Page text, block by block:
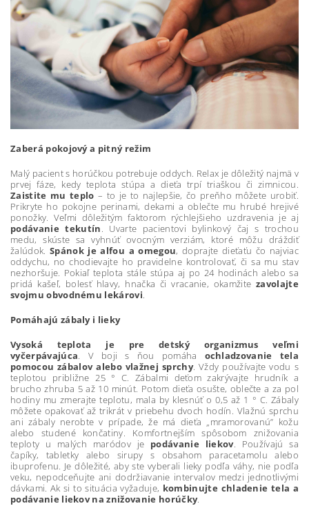
Zaberá pokojový a pitný režim
Malý pacient s horúčkou potrebuje oddych. Relax je dôležitý najmä v
prvej fáze, kedy teplota stúpa a dieťa trpí triaškou či zimnicou.
Zaistite mu teplo – to je to najlepšie, čo preňho môžete urobiť.
Prikryte ho pokojne perinami, dekami a oblečte mu hrubé hrejivé
ponožky. Veľmi dôležitým faktorom rýchlejšieho uzdravenia je aj
podávanie tekutín. Uvarte pacientovi bylinkový čaj s trochou
medu, skúste sa vyhnúť ovocným verziám, ktoré môžu dráždiť
žalúdok.Spánok je alfou a omegou, doprajte dieťaťu čo najviac
oddychu, no chodievajte ho pravidelne kontrolovať, či sa mu stav
nezhoršuje. Pokiaľ teplota stále stúpa aj po 24 hodinách alebo sa
pridá kašeľ, bolesť hlavy, hnačka či vracanie, okamžite zavolajte
svojmu obvodnému lekárovi.
Pomáhajú zábaly i lieky
Vysoká teplota je pre detský organizmus veľmi
vyčerpávajúca. V boji s ňou pomáha ochladzovanie tela
pomocou zábalov alebo vlažnej sprchy. Vždy používajte vodu s
teplotou približne 25 ° C. Zábalmi deťom zakrývajte hrudník a
brucho zhruba 5 až 10 minút. Potom dieťa osušte, oblečte a za pol
hodiny mu zmerajte teplotu, mala by klesnúť o 0,5 až 1 ° C. Zábaly
môžete opakovať až trikrát v priebehu dvoch hodín. Vlažnú sprchu
ani zábaly nerobte v prípade, že má dieťa „mramorovanú” kožu
alebo studené končatiny. Komfortnejším spôsobom znižovania
teploty u malých maródov je podávanie liekov. Používajú sa
čapíky, tabletky alebo sirupy s obsahom paracetamolu alebo
ibuprofenu. Je dôležité, aby ste vyberali lieky podľa váhy, nie podľa
veku, nepodceňujte ani dodržiavanie intervalov medzi jednotlivými
dávkami. Ak si to situácia vyžaduje, kombinujte chladenie tela a
podávanie liekov na znižovanie horúčky.